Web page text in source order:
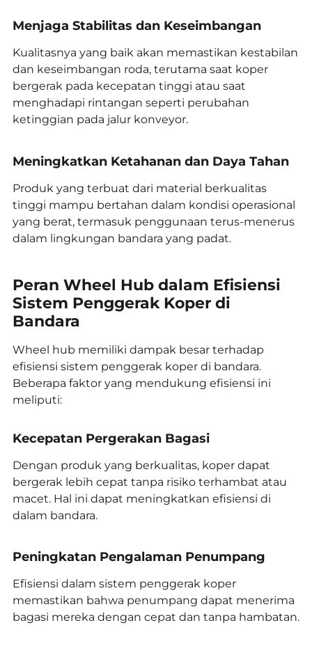
Menjaga Stabilitas dan Keseimbangan
Kualitasnya yang baik akan memastikan kestabilan
dan keseimbangan roda, terutama saat koper
bergerak pada kecepatan tinggi atau saat
menghadapi rintangan seperti perubahan
ketinggian pada jalur konveyor.
Meningkatkan Ketahanan dan Daya Tahan
Produk yang terbuat dari material berkualitas
tinggi mampu bertahan dalam kondisi operasional
yang berat, termasuk penggunaan terus-menerus
dalam lingkungan bandara yang padat.
Peran Wheel Hub dalam Efisiensi
Sistem Penggerak Koper di
Bandara
Wheel hub memiliki dampak besar terhadap
efisiensi sistem penggerak koper di bandara.
Beberapa faktor yang mendukung efisiensi ini
meliputi:
Kecepatan Pergerakan Bagasi
Dengan produk yang berkualitas, koper dapat
bergerak lebih cepat tanpa risiko terhambat atau
macet. Hal ini dapat meningkatkan efisiensi di
dalam bandara.
Peningkatan Pengalaman Penumpang
Efisiensi dalam sistem penggerak koper
memastikan bahwa penumpang dapat menerima
bagasi mereka dengan cepat dan tanpa hambatan.